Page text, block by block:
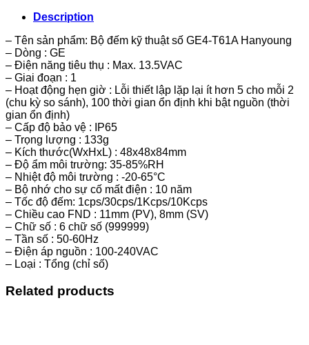
Description
– Tên sản phẩm: Bộ đếm kỹ thuật số GE4-T61A Hanyoung
– Dòng : GE
– Điện năng tiêu thụ : Max. 13.5VAC
– Giai đoạn : 1
– Hoạt động hẹn giờ : Lỗi thiết lập lặp lại ít hơn 5 cho mỗi 2
(chu kỳ so sánh), 100 thời gian ổn định khi bật nguồn (thời
gian ổn định)
– Cấp độ bảo vệ : IP65
– Trọng lượng : 133g
– Kích thước(WxHxL) : 48x48x84mm
– Độ ẩm môi trường: 35-85%RH
– Nhiệt độ môi trường : -20-65°C
– Bộ nhớ cho sự cố mất điện : 10 năm
– Tốc độ đếm: 1cps/30cps/1Kcps/10Kcps
– Chiều cao FND : 11mm (PV), 8mm (SV)
– Chữ số : 6 chữ số (999999)
– Tần số : 50-60Hz
– Điện áp nguồn : 100-240VAC
– Loại : Tổng (chỉ số)
Related products